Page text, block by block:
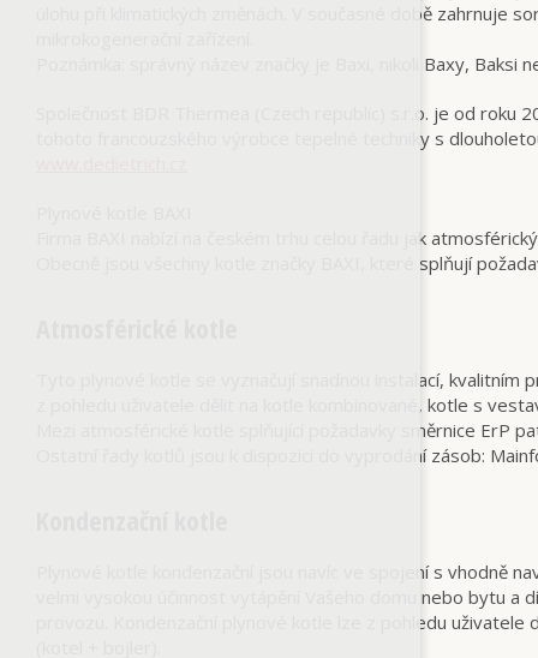
úlohu při klimatických změnách. V současné době
Poznámka: správný název značky je Baxi, nikoli Baxy, Baksi
Společnost BDR Thermea (Czech republic) s.r.o. je od
tohoto francouzského výrobce tepelné techniky s
Firma BAXI nabízí na českém trhu celou řadu jak
Obecně jsou všechny kotle značky BAXI, které splňují
Tyto plynové kotle se vyznačují snadnou instalací,
z pohledu uživatele dělit na kotle kombinované, kotle s
Mezi atmosférické kotle splňující požadavky směrnice ErP
Ostatní řady kotlů jsou k dispozici do vyprodání zásob:
Plynové kotle kondenzační jsou navíc ve spojení s vhodně
velmi vysokou účinnost vytápění Vašeho domu nebo bytu
provozu. Kondenzační plynové kotle lze z pohledu